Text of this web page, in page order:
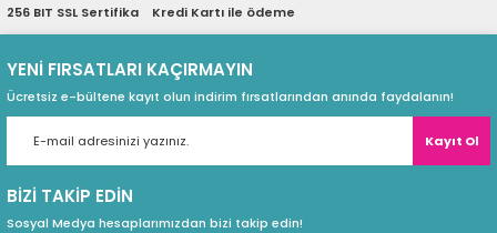
256 BIT SSL Sertifika Kredi Kartı ile ödeme
YENİ FIRSATLARI KAÇIRMAYIN
Ücretsiz e-bültene kayıt olun indirim fırsatlarından anında faydalanın!
Kayıt Ol
BİZİ TAKİP EDİN
Sosyal Medya hesaplarımızdan bizi takip edin!